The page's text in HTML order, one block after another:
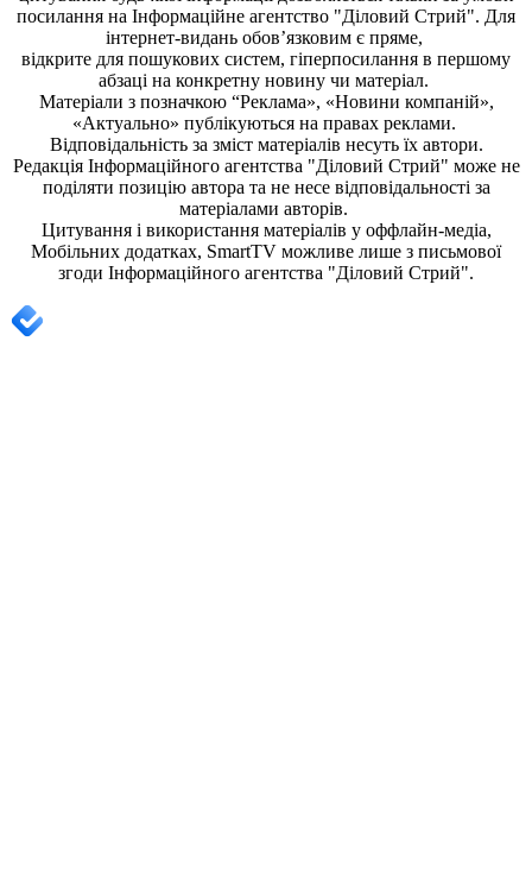
посилання на Інформаційне агентство "Діловий Стрий". Для
інтернет-видань обов’язковим є пряме,
відкрите для пошукових систем, гіперпосилання в першому
абзаці на конкретну новину чи матеріал.
Матеріали з позначкою “Реклама», «Новини компаній»,
«Актуально» публікуються на правах реклами.
Відповідальність за зміст матеріалів несуть їх автори.
Редакція Інформаційного агентства "Діловий Стрий" може не
поділяти позицію автора та не несе відповідальності за
матеріалами авторів.
Цитування і використання матеріалів у оффлайн-медіа,
Мобільних додатках, SmartTV можливе лише з письмової
згоди Інформаційного агентства "Діловий Стрий".